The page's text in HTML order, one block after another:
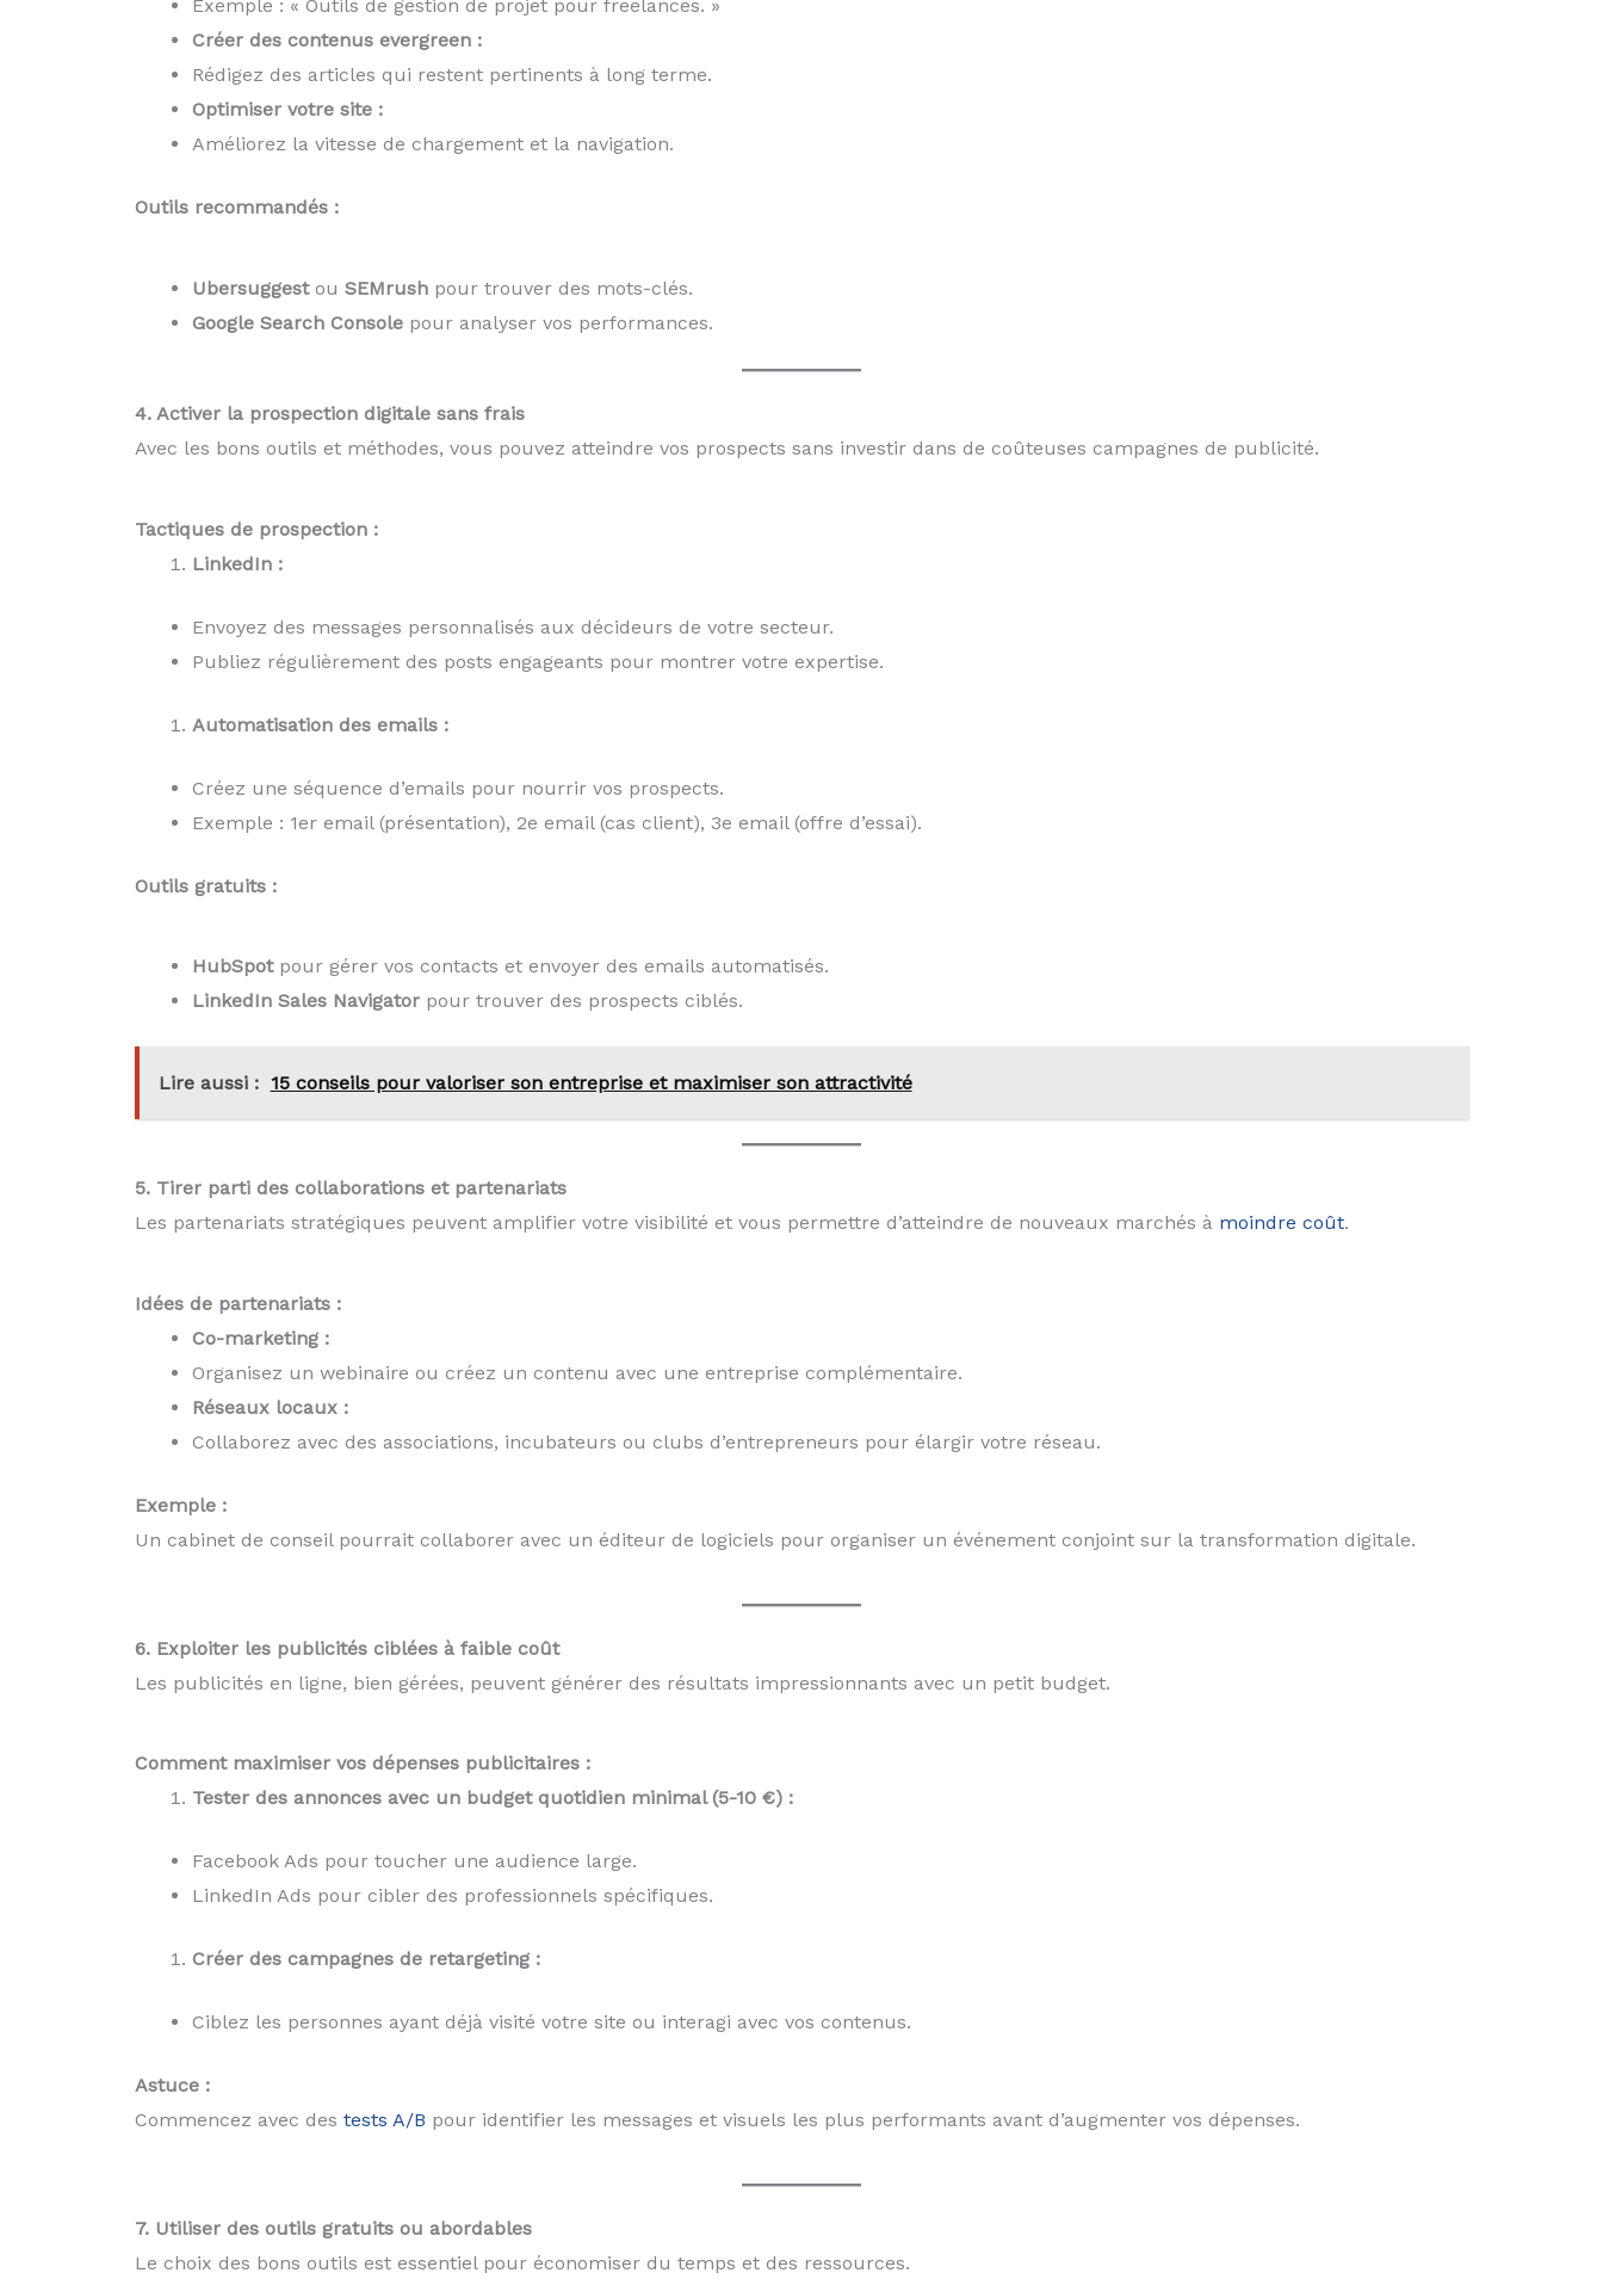
Exemple : « Outils de gestion de projet pour freelances. »
Créer des contenus evergreen :
Rédigez des articles qui restent pertinents à long terme.
Optimiser votre site :
Améliorez la vitesse de chargement et la navigation.
Outils recommandés :
Ubersuggestou SEMrushpour trouver des mots-clés.
Google Search Consolepour analyser vos performances.
4. Activer la prospection digitale sans frais
Avec les bons outils et méthodes, vous pouvez atteindre vos prospects sans investir dans de coûteuses campagnes de publicité.
Tactiques de prospection :
LinkedIn :
Envoyez des messages personnalisés aux décideurs de votre secteur.
Publiez régulièrement des posts engageants pour montrer votre expertise.
Automatisation des emails :
Créez une séquence d’emails pour nourrir vos prospects.
Exemple : 1er email (présentation), 2e email (cas client), 3e email (offre d’essai).
Outils gratuits :
HubSpotpour gérer vos contacts et envoyer des emails automatisés.
LinkedIn Sales Navigatorpour trouver des prospects ciblés.
Lire aussi : 15 conseils pour valoriser son entreprise et maximiser son attractivité
5. Tirer parti des collaborations et partenariats
Les partenariats stratégiques peuvent amplifier votre visibilité et vous permettre d’atteindre de nouveaux marchés à moindre coût.
Idées de partenariats :
Co-marketing :
Organisez un webinaire ou créez un contenu avec une entreprise complémentaire.
Réseaux locaux :
Collaborez avec des associations, incubateurs ou clubs d’entrepreneurs pour élargir votre réseau.
Exemple :
Un cabinet de conseil pourrait collaborer avec un éditeur de logiciels pour organiser un événement conjoint sur la transformation digitale.
6. Exploiter les publicités ciblées à faible coût
Les publicités en ligne, bien gérées, peuvent générer des résultats impressionnants avec un petit budget.
Comment maximiser vos dépenses publicitaires :
Tester des annonces avec un budget quotidien minimal (5-10 €) :
Facebook Ads pour toucher une audience large.
LinkedIn Ads pour cibler des professionnels spécifiques.
Créer des campagnes de retargeting :
Ciblez les personnes ayant déjà visité votre site ou interagi avec vos contenus.
Astuce :
Commencez avec des tests A/B pour identifier les messages et visuels les plus performants avant d’augmenter vos dépenses.
7. Utiliser des outils gratuits ou abordables
Le choix des bons outils est essentiel pour économiser du temps et des ressources.